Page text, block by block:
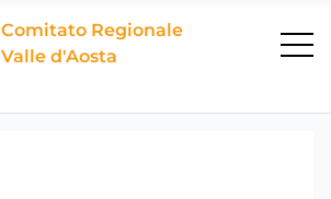
Comitato Regionale
Valle d'Aosta